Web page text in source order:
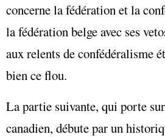
concerne la fédération et la
la fédération belge avec ses
aux relents de confédéralisme
bien ce flou.
La partie suivante, qui porte
canadien, débute par un